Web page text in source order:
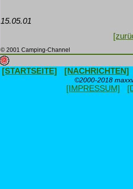
15.05.01
© 2001 Camping-Channel
[STARTSEITE] [NACHRICHTEN]
©2000-2018
[IMPRESSUM]